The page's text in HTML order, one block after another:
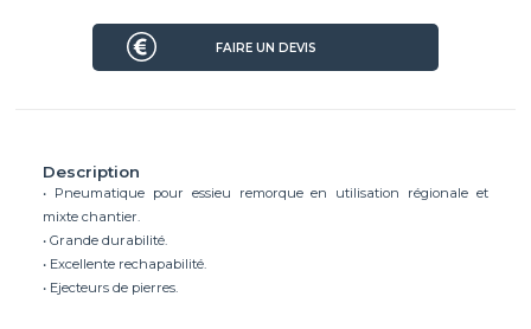
Description
• Pneumatique pour essieu remorque en utilisation régionale et
mixte chantier.
• Grande durabilité.
• Excellente rechapabilité.
• Ejecteurs de pierres.
FAIRE UN DEVIS